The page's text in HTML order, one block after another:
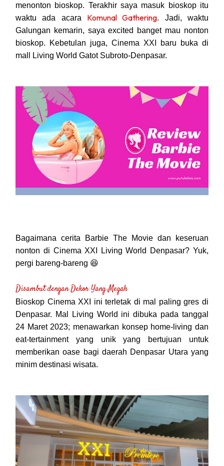
menonton bioskop. Terakhir saya masuk bioskop itu
waktu ada acara Komunal Gathering. Jadi, waktu
Galungan kemarin, saya excited banget mau nonton
bioskop. Kebetulan juga, Cinema XXI baru buka di
mall Living World Gatot Subroto-Denpasar.
Bagaimana cerita Barbie The Movie dan keseruan
nonton di Cinema XXI Living World Denpasar? Yuk,
pergi bareng-bareng 😆
Disambut dengan Dekor Yang Megah
Bioskop Cinema XXI ini terletak di mal paling gres di
Denpasar. Mal Living World ini dibuka pada tanggal
24 Maret 2023; menawarkan konsep home-living dan
eat-tertainment yang unik yang bertujuan untuk
memberikan oase bagi daerah Denpasar Utara yang
minim destinasi wisata.